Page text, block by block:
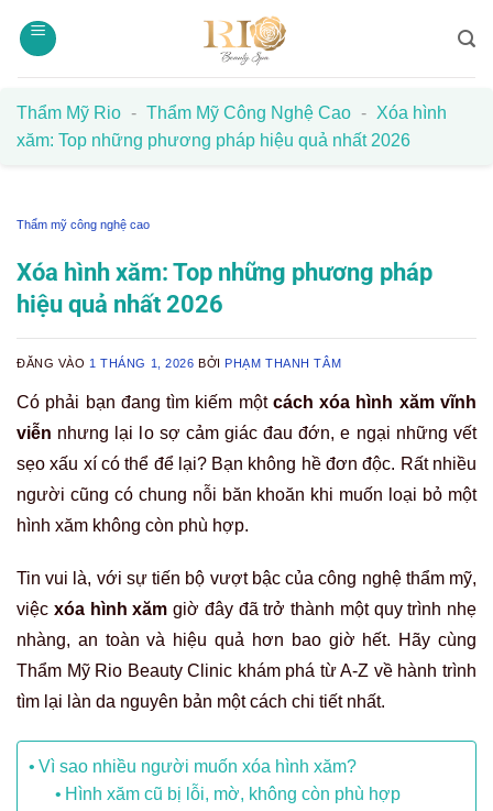
qua
Thẩm Mỹ Rio - Thẩm Mỹ Công Nghệ Cao - Xóa hình
xăm: Top những phương pháp hiệu quả nhất 2026
Thẩm mỹ công nghệ cao
Xóa hình xăm: Top những phương pháp
hiệu quả nhất 2026
ĐĂNG VÀO 1 THÁNG 1, 2026 BỞI PHẠM THANH TÂM
Có phải bạn đang tìm kiếm một cách xóa hình xăm vĩnh
viễn nhưng lại lo sợ cảm giác đau đớn, e ngại những vết
sẹo xấu xí có thể để lại? Bạn không hề đơn độc. Rất nhiều
người cũng có chung nỗi băn khoăn khi muốn loại bỏ một
hình xăm không còn phù hợp.
Tin vui là, với sự tiến bộ vượt bậc của công nghệ thẩm mỹ,
việc xóa hình xăm giờ đây đã trở thành một quy trình nhẹ
nhàng, an toàn và hiệu quả hơn bao giờ hết. Hãy cùng
Thẩm Mỹ Rio Beauty Clinic khám phá từ A-Z về hành trình
tìm lại làn da nguyên bản một cách chi tiết nhất.
Vì sao nhiều người muốn xóa hình xăm?
Hình xăm cũ bị lỗi, mờ, không còn phù hợp